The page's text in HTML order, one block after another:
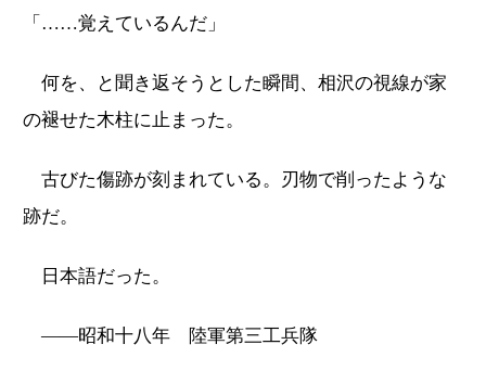
「……覚えているんだ」
何を、と聞き返そうとした瞬間、相沢の視線が家
の褪せた木柱に止まった。
古びた傷跡が刻まれている。刃物で削ったような
跡だ。
日本語だった。
――昭和十八年 陸軍第三工兵隊